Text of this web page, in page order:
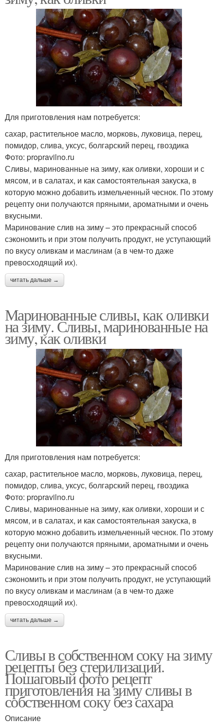
Для приготовления нам потребуется:
сахар, растительное масло, морковь, луковица, перец,
помидор, слива, уксус, болгарский перец, гвоздика
Фото: propravilno.ru
Сливы, маринованные на зиму, как оливки, хороши и с
мясом, и в салатах, и как самостоятельная закуска, в
которую можно добавить измельченный чеснок. По этому
рецепту они получаются пряными, ароматными и очень
вкусными.
Маринование слив на зиму – это прекрасный способ
сэкономить и при этом получить продукт, не уступающий
по вкусу оливкам и маслинам (а в чем-то даже
превосходящий их).
читать дальше →
Маринованные сливы, как оливки
на зиму. Сливы, маринованные на
зиму, как оливки
Для приготовления нам потребуется:
сахар, растительное масло, морковь, луковица, перец,
помидор, слива, уксус, болгарский перец, гвоздика
Фото: propravilno.ru
Сливы, маринованные на зиму, как оливки, хороши и с
мясом, и в салатах, и как самостоятельная закуска, в
которую можно добавить измельченный чеснок. По этому
рецепту они получаются пряными, ароматными и очень
вкусными.
Маринование слив на зиму – это прекрасный способ
сэкономить и при этом получить продукт, не уступающий
по вкусу оливкам и маслинам (а в чем-то даже
превосходящий их).
читать дальше →
Сливы в собственном соку на зиму
рецепты без стерилизации.
Пошаговый фото рецепт
приготовления на зиму сливы в
собственном соку без сахара
Описание